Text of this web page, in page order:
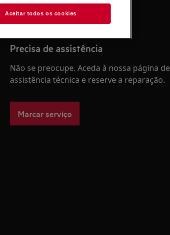
Precisa de assistência
Não se preocupe. Aceda à nossa página de
assistência técnica e reserve a reparação.
Marcar serviço
Aceitar todos os cookies